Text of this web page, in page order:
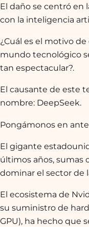
El daño se centró en
con la inteligencia
¿Cuál es el motivo
mundo tecnológico
tan espectacular?.
El causante de este
nombre: DeepSeek.
Pongámonos en
El gigante
últimos años, sumas
dominar el sector de
El ecosistema de
su suministro de
GPU), ha hecho que